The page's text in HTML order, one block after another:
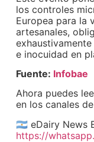
los controles
Europea para la
artesanales,
e inocuidad en
Fuente: Infobae
Ahora puedes
en los canales de
🇦🇷 eDairy News
https://